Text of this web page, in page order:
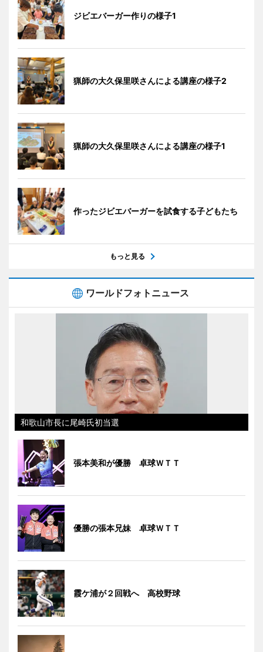
ジビエバーガー作りの様子1
猟師の大久保里咲さんによる講座の様子2
猟師の大久保里咲さんによる講座の様子1
作ったジビエバーガーを試食する子どもたち
もっと見る
ワールドフォトニュース
和歌山市長に尾崎氏初当選
張本美和が優勝 卓球ＷＴＴ
優勝の張本兄妹 卓球ＷＴＴ
霞ケ浦が２回戦へ 高校野球